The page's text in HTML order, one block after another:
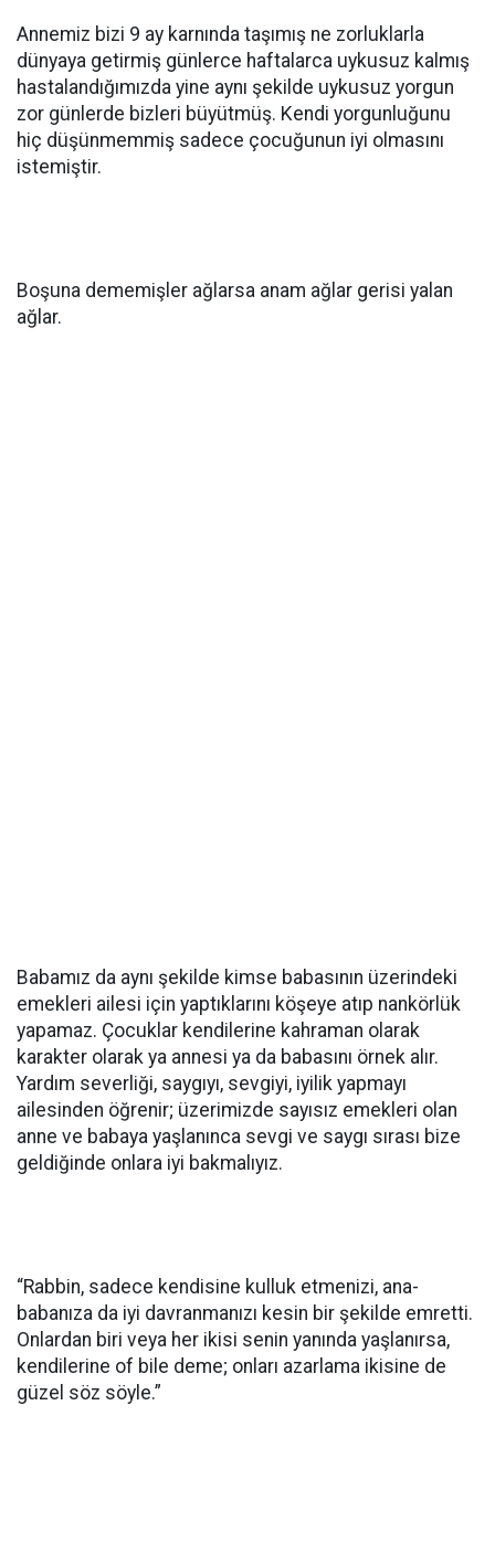
Annemiz bizi 9 ay karnında taşımış ne zorluklarla
dünyaya getirmiş günlerce haftalarca uykusuz kalmış
hastalandığımızda yine aynı şekilde uykusuz yorgun
zor günlerde bizleri büyütmüş. Kendi yorgunluğunu
hiç düşünmemmiş sadece çocuğunun iyi olmasını
istemiştir.
Boşuna dememişler ağlarsa anam ağlar gerisi yalan
ağlar.
Babamız da aynı şekilde kimse babasının üzerindeki
emekleri ailesi için yaptıklarını köşeye atıp nankörlük
yapamaz. Çocuklar kendilerine kahraman olarak
karakter olarak ya annesi ya da babasını örnek alır.
Yardım severliği, saygıyı, sevgiyi, iyilik yapmayı
ailesinden öğrenir; üzerimizde sayısız emekleri olan
anne ve babaya yaşlanınca sevgi ve saygı sırası bize
geldiğinde onlara iyi bakmalıyız.
“Rabbin, sadece kendisine kulluk etmenizi, ana-
babanıza da iyi davranmanızı kesin bir şekilde emretti.
Onlardan biri veya her ikisi senin yanında yaşlanırsa,
kendilerine of bile deme; onları azarlama ikisine de
güzel söz söyle.”